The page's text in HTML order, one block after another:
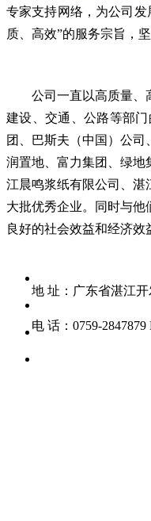
专家支持网络，为公司
质、高效”的服务宗旨，
公司一直以高质量、高
建设、交通、公路等部
团、巴斯夫（中国）公
润置地、富力集团、绿
江晨鸣浆纸有限公司、
大批优秀企业。同时与
良好的社会效益和经济效
地 址：广东省湛江开
电 话：0759-2847879